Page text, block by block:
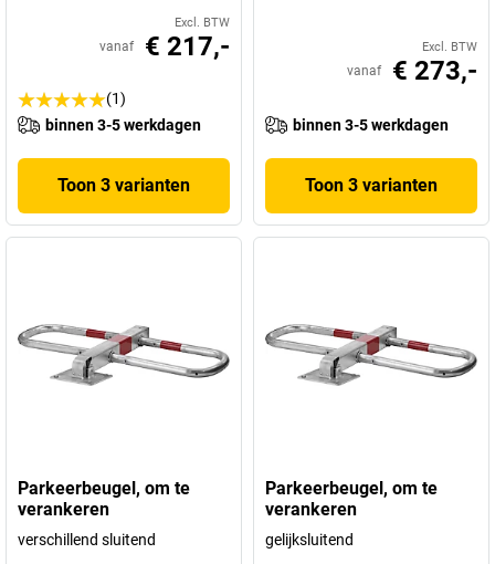
Excl. BTW
vanaf € 217,-
(1)
binnen 3-5 werkdagen
Toon 3 varianten
Excl. BTW
vanaf € 273,-
binnen 3-5 werkdagen
Toon 3 varianten
Parkeerbeugel, om te
verankeren
verschillend sluitend
Parkeerbeugel, om te
verankeren
gelijksluitend